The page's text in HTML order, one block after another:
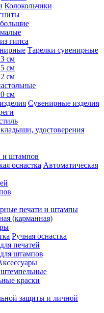
Колокольчики
гипса
Тарелки сувенирные
см
см
см
см
Сувенирные изделия
удостоверения
и штампов
Автоматическая
печати и штампы
(карманная)
Ручная оснастка
печатей
штампов
краски
защиты и личной